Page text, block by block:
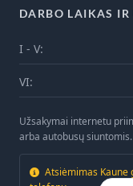
DARBO LAIKAS
I - V:
VI:
Užsakymai internetu
arba autobusų siuntomis.
Atsiėmimas Kaune